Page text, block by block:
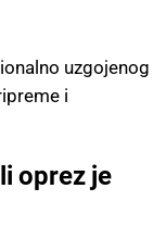
uzgojenog
i
oprez je